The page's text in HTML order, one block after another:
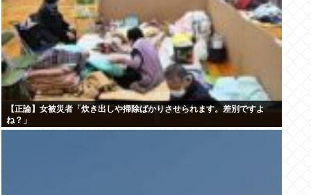
【正論】女被災者「炊き出しや掃除ばかりさせられます。差別ですよ
ね？」